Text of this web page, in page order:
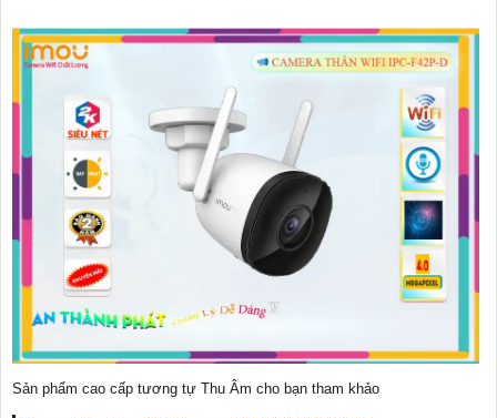
Sản phẩm cao cấp tương tự Thu Âm cho bạn tham khảo